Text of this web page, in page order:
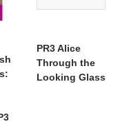
PR3 Alice
Through the
Looking Glass